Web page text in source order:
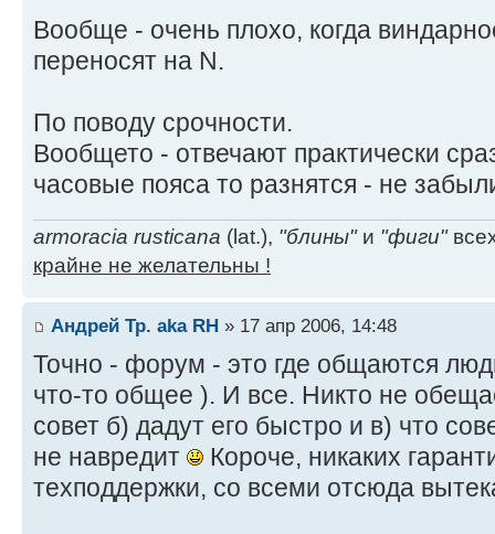
Вообще - очень плохо, когда
переносят на N.
По поводу срочности.
Вообщето - отвечают практически
часовые пояса то разнятся - не
armoracia rusticana (lat.), "блины"и "фиги"
крайне не желательны !
Андрей Тр. aka RH » 17 апр 2006, 14:48
Точно - форум - это где общаются
что-то общее ). И все. Никто не
совет б) дадут его быстро и в) что
не навредит
Короче, никаких
техподдержки, со всеми отсюда